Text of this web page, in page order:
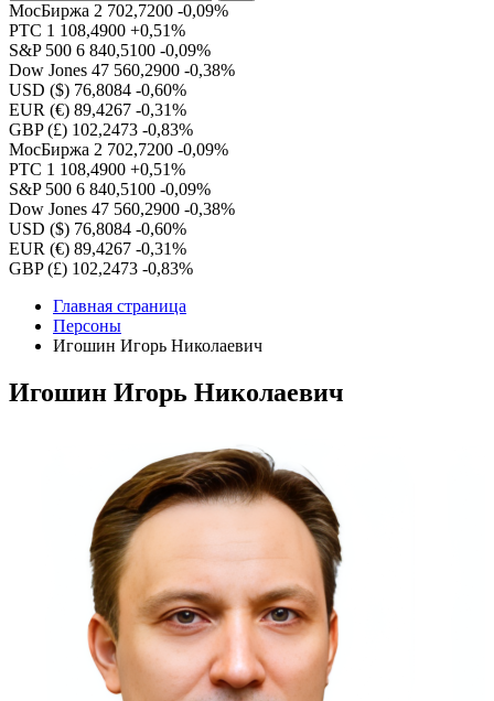
МосБиржа 2 702,7200 -0,09%
РТС 1 108,4900 +0,51%
S&P 500 6 840,5100 -0,09%
Dow Jones 47 560,2900 -0,38%
USD ($) 76,8084 -0,60%
EUR (€) 89,4267 -0,31%
GBP (£) 102,2473 -0,83%
МосБиржа 2 702,7200 -0,09%
РТС 1 108,4900 +0,51%
S&P 500 6 840,5100 -0,09%
Dow Jones 47 560,2900 -0,38%
USD ($) 76,8084 -0,60%
EUR (€) 89,4267 -0,31%
GBP (£) 102,2473 -0,83%
Главная страница
Персоны
Игошин Игорь Николаевич
Игошин Игорь Николаевич